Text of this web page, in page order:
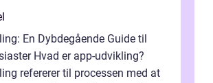
En Dybdegående Guide til
Hvad er app-udvikling?
refererer til processen med at